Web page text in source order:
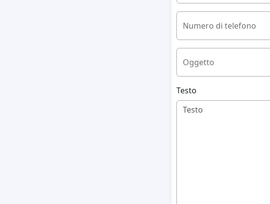
Numero di telefono
Oggetto
Testo